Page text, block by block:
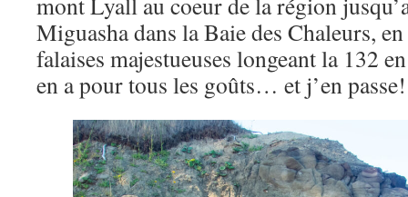
Miguasha dans la Baie des Chaleurs,
falaises majestueuses longeant la 132
en a pour tous les goûts… et j’en passe!